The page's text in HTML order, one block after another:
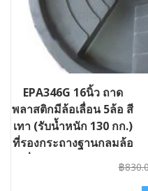
EPA346G 16นิ้ว ถาด
พลาสติกมีล้อเลื่อน 5ล้อ สี
เทา (รับน้ำหนัก 130 กก.)
ที่รองกระถางฐานกลมล้อ
เลื่อน #GD-EPA346G฿